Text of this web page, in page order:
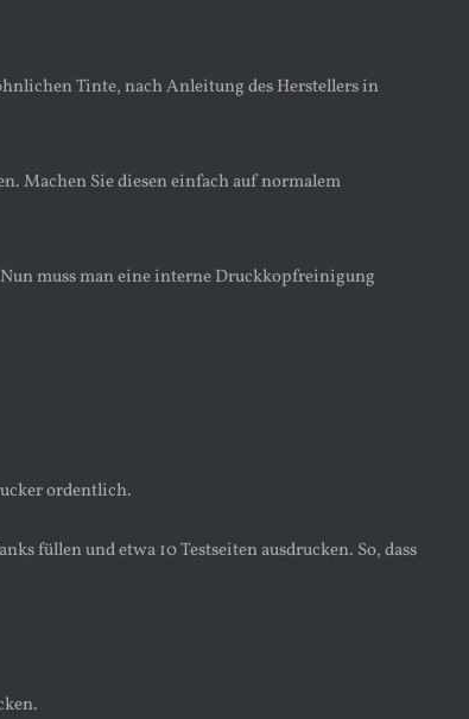
Tinte, nach Anleitung des Herstellers in
Machen Sie diesen einfach auf normalem
muss man eine interne Druckkopfreinigung
ordentlich.
füllen und etwa 10 Testseiten ausdrucken. So, dass